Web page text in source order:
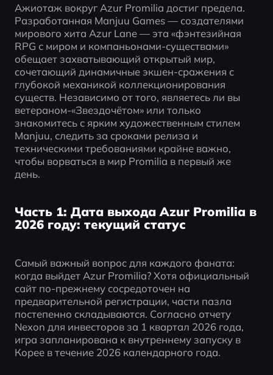
Ажиотаж вокруг Azur Promilia достиг предела.
Разработанная Manjuu Games — создателями
мирового хита Azur Lane — эта «фэнтезийная
RPG с миром и компаньонами-существами»
обещает захватывающий открытый мир,
сочетающий динамичные экшен-сражения с
глубокой механикой коллекционирования
существ. Независимо от того, являетесь ли вы
ветераном-«Звездочётом» или только
знакомитесь с ярким художественным стилем
Manjuu, следить за сроками релиза и
техническими требованиями крайне важно,
чтобы ворваться в мир Promilia в первый же
день.
Часть 1: Дата выхода Azur Promilia в
2026 году: текущий статус
Самый важный вопрос для каждого фаната:
когда выйдет Azur Promilia? Хотя официальный
сайт по-прежнему сосредоточен на
предварительной регистрации, части пазла
постепенно складываются. Согласно отчету
Nexon для инвесторов за 1 квартал 2026 года,
игра запланирована к внутреннему запуску в
Корее в течение 2026 календарного года.